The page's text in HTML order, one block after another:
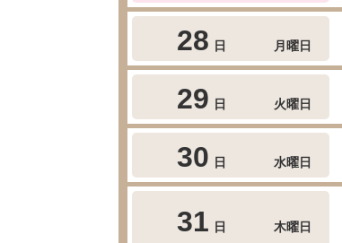
28 日 月曜日
29 日 火曜日
30 日 水曜日
31 日 木曜日